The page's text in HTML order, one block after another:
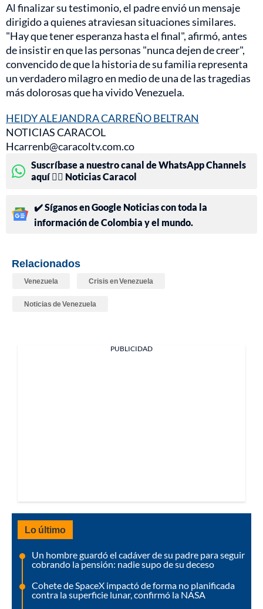
Al finalizar su testimonio, el padre envió un mensaje
dirigido a quienes atraviesan situaciones similares.
"Hay que tener esperanza hasta el final", afirmó, antes
de insistir en que las personas "nunca dejen de creer",
convencido de que la historia de su familia representa
un verdadero milagro en medio de una de las tragedias
más dolorosas que ha vivido Venezuela.
HEIDY ALEJANDRA CARREÑO BELTRAN
NOTICIAS CARACOL
Hcarrenb@caracoltv.com.co
Suscríbase a nuestro canal de WhatsApp Channels
aquí 👉🏻 Noticias Caracol
✔️ Síganos en Google Noticias con toda la
información de Colombia y el mundo.
Relacionados
Venezuela Crisis en Venezuela
Noticias de Venezuela
PUBLICIDAD
Lo último
Un hombre guardó el cadáver de su padre para seguir
cobrando la pensión: nadie supo de su deceso
Cohete de SpaceX impactó de forma no planificada
contra la superficie lunar, confirmó la NASA